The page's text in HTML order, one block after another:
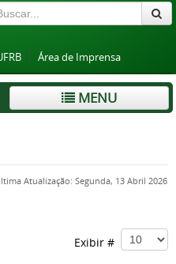
Área de Imprensa
MENU
Atualização: Segunda, 13 Abril 2026
Exibir #